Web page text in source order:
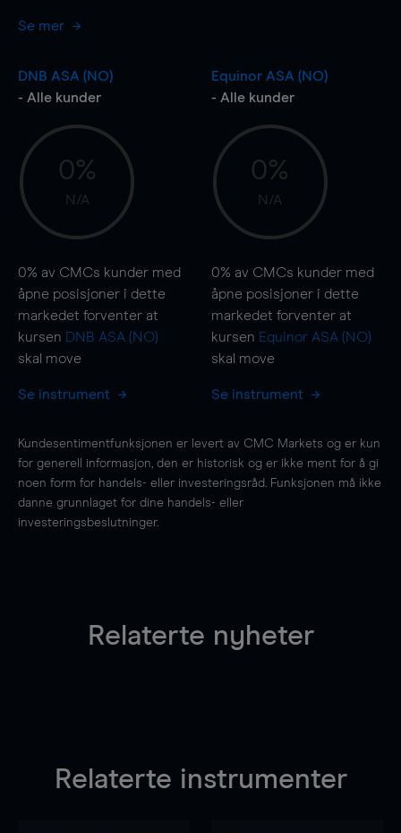
Se mer
DNB ASA (NO)
- Alle kunder
0%
N/A
0% av CMCs kunder med
åpne posisjoner i dette
markedet forventer at
kursen DNB ASA (NO)
skal move
Se instrument
Equinor ASA (NO)
- Alle kunder
0%
N/A
0% av CMCs kunder med
åpne posisjoner i dette
markedet forventer at
kursen Equinor ASA (NO)
skal move
Se instrument
Kundesentimentfunksjonen er levert av CMC Markets og er kun
for generell informasjon, den er historisk og er ikke ment for å gi
noen form for handels- eller investeringsråd. Funksjonen må ikke
danne grunnlaget for dine handels- eller
investeringsbeslutninger.
Relaterte nyheter
Relaterte instrumenter